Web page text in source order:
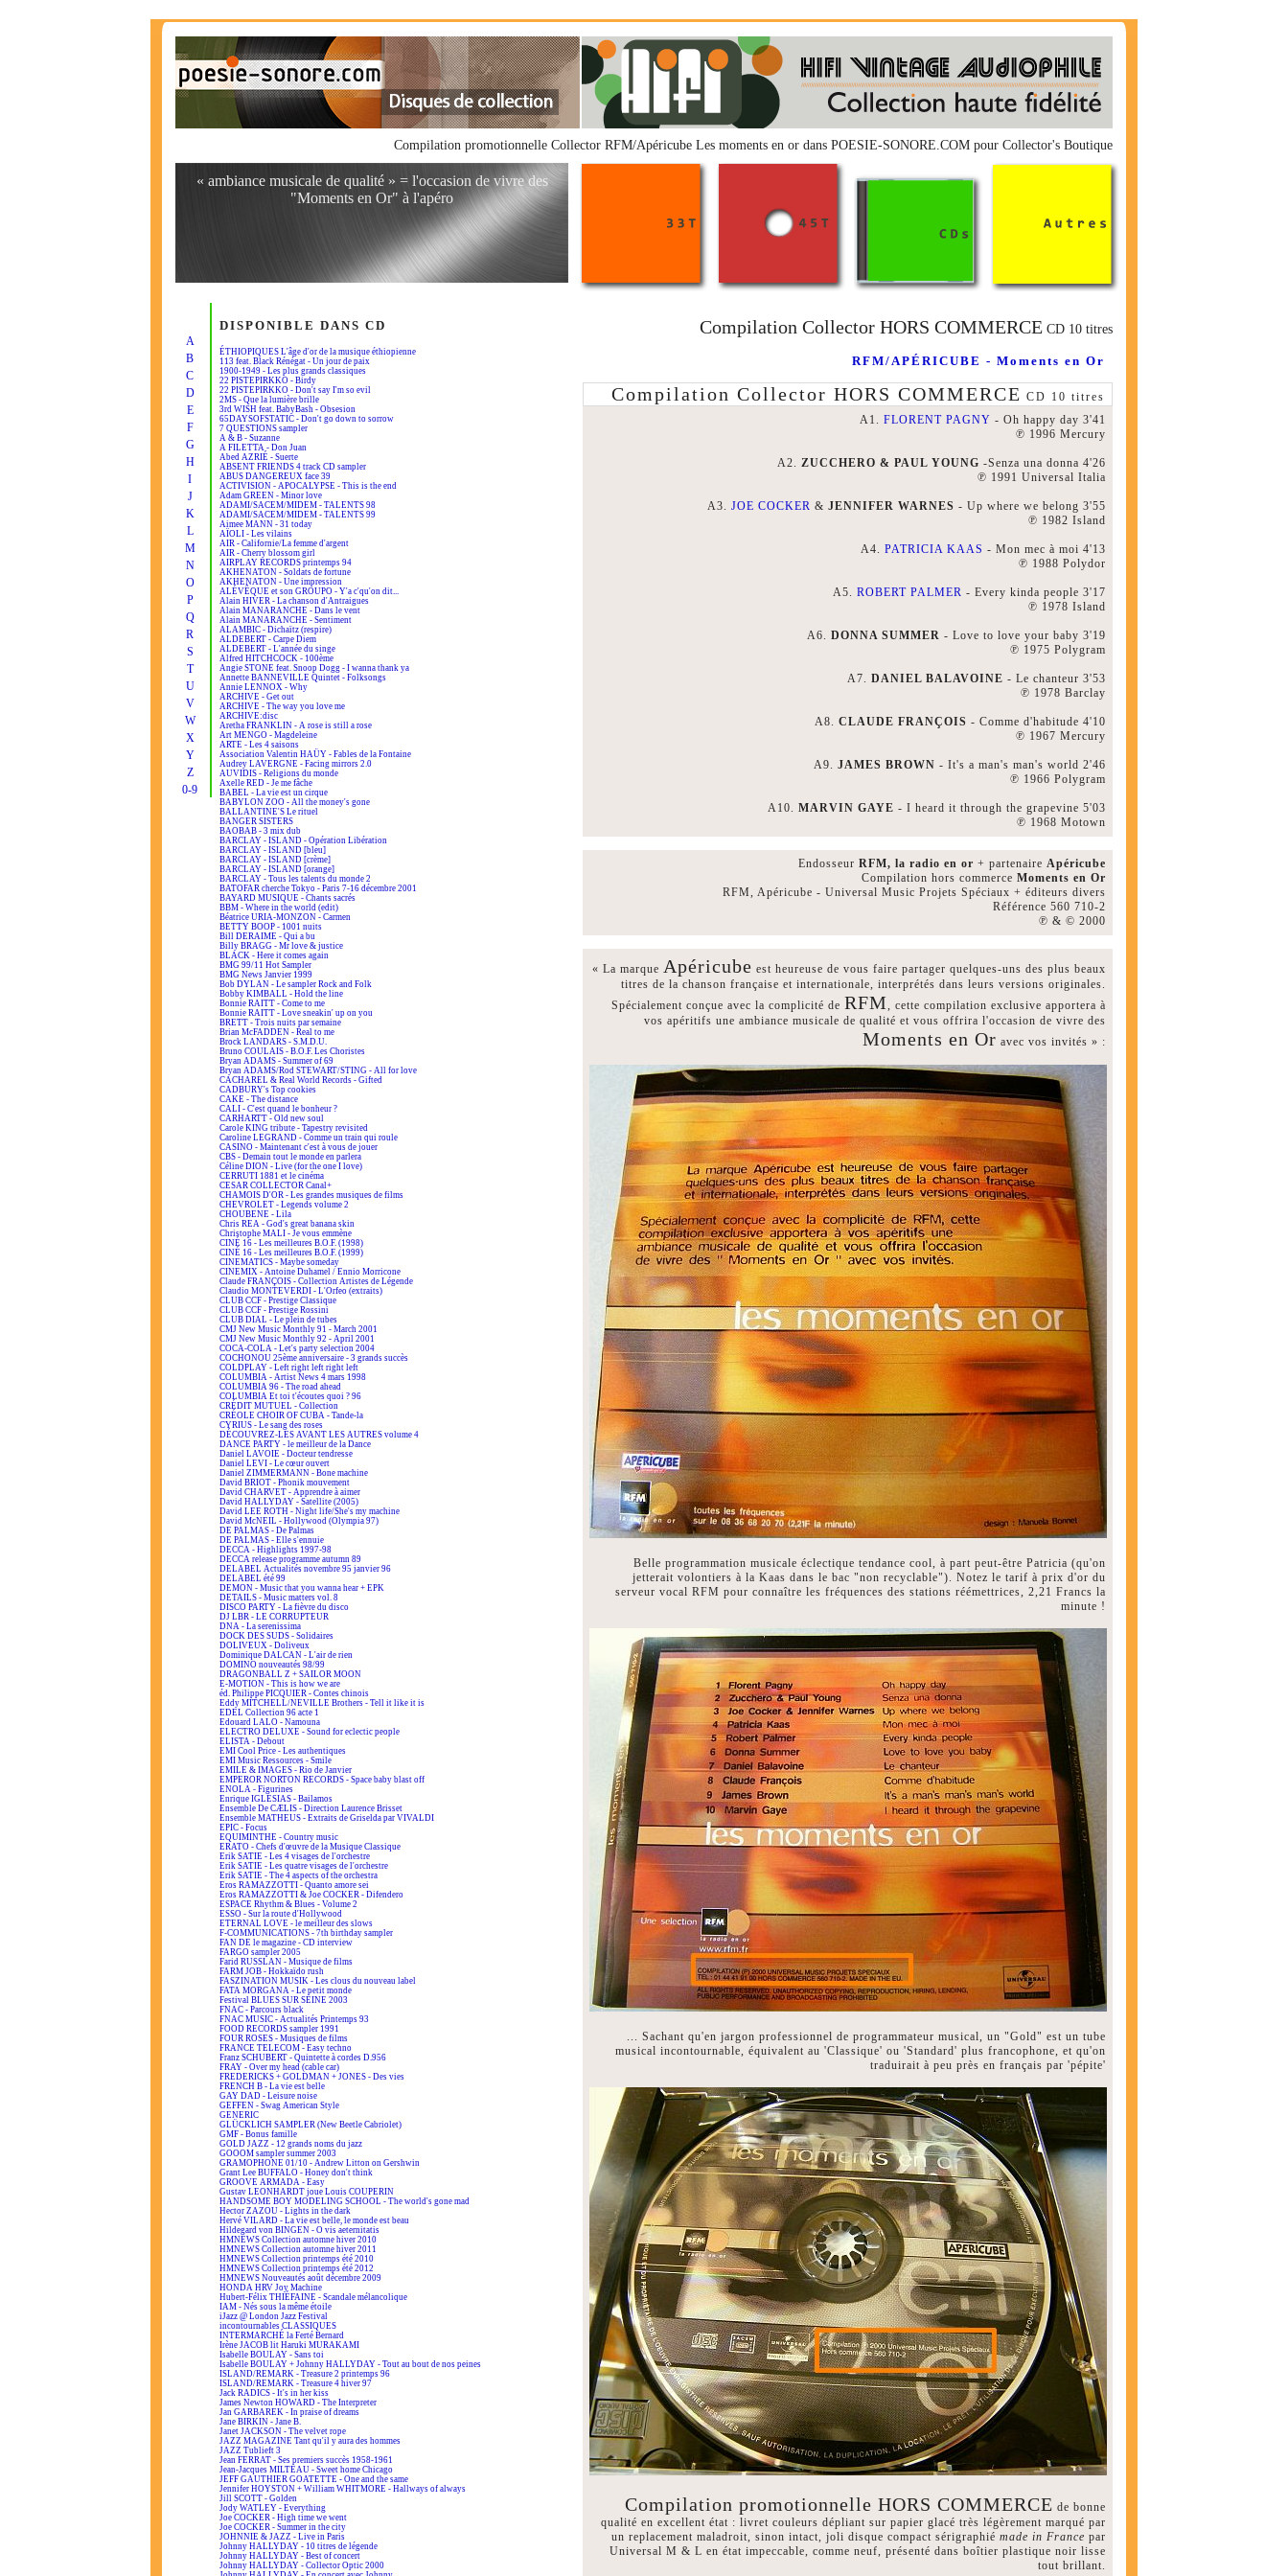
Compilation promotionnelle Collector RFM/Apéricube Les moments en or dans POESIE-SONORE.COM pour Collector's Boutique
« ambiance musicale de qualité » = l'occasion de vivre des
"Moments en Or" à l'apéro
A
B
C
D
E
F
G
H
I
J
K
L
M
N
O
P
Q
R
S
T
U
V
W
X
Y
Z
0-9
DISPONIBLE DANS CD
ÉTHIOPIQUES L'âge d'or de la musique éthiopienne
113 feat. Black Rénégat - Un jour de paix
1900-1949 - Les plus grands classiques
22 PISTEPIRKKO - Birdy
22 PISTEPIRKKO - Don't say I'm so evil
2MS - Que la lumière brille
3rd WISH feat. BabyBash - Obsesion
65DAYSOFSTATIC - Don't go down to sorrow
7 QUESTIONS sampler
A & B - Suzanne
A FILETTA - Don Juan
Abed AZRIÉ - Suerte
ABSENT FRIENDS 4 track CD sampler
ABUS DANGEREUX face 39
ACTIVISION - APOCALYPSE - This is the end
Adam GREEN - Minor love
ADAMI/SACEM/MIDEM - TALENTS 98
ADAMI/SACEM/MIDEM - TALENTS 99
Aimee MANN - 31 today
AÏOLI - Les vilains
AIR - Californie/La femme d'argent
AIR - Cherry blossom girl
AIRPLAY RECORDS printemps 94
AKHENATON - Soldats de fortune
AKHENATON - Une impression
ALÉVÊQUE et son GROUPO - Y'a c'qu'on dit...
Alain HIVER - La chanson d'Antraigues
Alain MANARANCHE - Dans le vent
Alain MANARANCHE - Sentiment
ALAMBIC - Dichaïtz (respire)
ALDEBERT - Carpe Diem
ALDEBERT - L'année du singe
Alfred HITCHCOCK - 100ème
Angie STONE feat. Snoop Dogg - I wanna thank ya
Annette BANNEVILLE Quintet - Folksongs
Annie LENNOX - Why
ARCHIVE - Get out
ARCHIVE - The way you love me
ARCHIVE:disc
Aretha FRANKLIN - A rose is still a rose
Art MENGO - Magdeleine
ARTE - Les 4 saisons
Association Valentin HAÜY - Fables de la Fontaine
Audrey LAVERGNE - Facing mirrors 2.0
AUVIDIS - Religions du monde
Axelle RED - Je me fâche
BABEL - La vie est un cirque
BABYLON ZOO - All the money's gone
BALLANTINE'S Le rituel
BANGER SISTERS
BAOBAB - 3 mix dub
BARCLAY - ISLAND - Opération Libération
BARCLAY - ISLAND [bleu]
BARCLAY - ISLAND [crème]
BARCLAY - ISLAND [orange]
BARCLAY - Tous les talents du monde 2
BATOFAR cherche Tokyo - Paris 7-16 décembre 2001
BAYARD MUSIQUE - Chants sacrés
BBM - Where in the world (edit)
Béatrice URIA-MONZON - Carmen
BETTY BOOP - 1001 nuits
Bill DERAIME - Qui a bu
Billy BRAGG - Mr love & justice
BLACK - Here it comes again
BMG 99/11 Hot Sampler
BMG News Janvier 1999
Bob DYLAN - Le sampler Rock and Folk
Bobby KIMBALL - Hold the line
Bonnie RAITT - Come to me
Bonnie RAITT - Love sneakin' up on you
BRETT - Trois nuits par semaine
Brian McFADDEN - Real to me
Brock LANDARS - S.M.D.U.
Bruno COULAIS - B.O.F. Les Choristes
Bryan ADAMS - Summer of 69
Bryan ADAMS/Rod STEWART/STING - All for love
CACHAREL & Real World Records - Gifted
CADBURY's Top cookies
CAKE - The distance
CALI - C'est quand le bonheur ?
CARHARTT - Old new soul
Carole KING tribute - Tapestry revisited
Caroline LEGRAND - Comme un train qui roule
CASINO - Maintenant c'est à vous de jouer
CBS - Demain tout le monde en parlera
Céline DION - Live (for the one I love)
CERRUTI 1881 et le cinéma
CESAR COLLECTOR Canal+
CHAMOIS D'OR - Les grandes musiques de films
CHEVROLET - Legends volume 2
CHOUBENE - Lila
Chris REA - God's great banana skin
Christophe MALI - Je vous emmène
CINÉ 16 - Les meilleures B.O.F. (1998)
CINÉ 16 - Les meilleures B.O.F. (1999)
CINEMATICS - Maybe someday
CINEMIX - Antoine Duhamel / Ennio Morricone
Claude FRANÇOIS - Collection Artistes de Légende
Claudio MONTEVERDI - L'Orfeo (extraits)
CLUB CCF - Prestige Classique
CLUB CCF - Prestige Rossini
CLUB DIAL - Le plein de tubes
CMJ New Music Monthly 91 - March 2001
CMJ New Music Monthly 92 - April 2001
COCA-COLA - Let's party selection 2004
COCHONOU 25ème anniversaire - 3 grands succès
COLDPLAY - Left right left right left
COLUMBIA - Artist News 4 mars 1998
COLUMBIA 96 - The road ahead
COLUMBIA Et toi t'écoutes quoi ? 96
CRÉDIT MUTUEL - Collection
CRÉOLE CHOIR OF CUBA - Tande-la
CYRIUS - Le sang des roses
DÉCOUVREZ-LES AVANT LES AUTRES volume 4
DANCE PARTY - le meilleur de la Dance
Daniel LAVOIE - Docteur tendresse
Daniel LEVI - Le cœur ouvert
Daniel ZIMMERMANN - Bone machine
David BRIOT - Phonik mouvement
David CHARVET - Apprendre à aimer
David HALLYDAY - Satellite (2005)
David LEE ROTH - Night life/She's my machine
David McNEIL - Hollywood (Olympia 97)
DE PALMAS - De Palmas
DE PALMAS - Elle s'ennuie
DECCA - Highlights 1997-98
DECCA release programme autumn 89
DELABEL Actualités novembre 95 janvier 96
DELABEL été 99
DEMON - Music that you wanna hear + EPK
DETAILS - Music matters vol. 8
DISCO PARTY - La fièvre du disco
DJ LBR - LE CORRUPTEUR
DNA - La serenissima
DOCK DES SUDS - Solidaires
DOLIVEUX - Doliveux
Dominique DALCAN - L'air de rien
DOMINO nouveautés 98/99
DRAGONBALL Z + SAILOR MOON
E-MOTION - This is how we are
éd. Philippe PICQUIER - Contes chinois
Eddy MITCHELL/NEVILLE Brothers - Tell it like it is
EDEL Collection 96 acte 1
Edouard LALO - Namouna
ELECTRO DELUXE - Sound for eclectic people
ELISTA - Debout
EMI Cool Price - Les authentiques
EMI Music Ressources - Smile
EMILE & IMAGES - Rio de Janvier
EMPEROR NORTON RECORDS - Space baby blast off
ENOLA - Figurines
Enrique IGLESIAS - Bailamos
Ensemble De CÆLIS - Direction Laurence Brisset
Ensemble MATHEUS - Extraits de Griselda par VIVALDI
EPIC - Focus
EQUIMINTHE - Country music
ERATO - Chefs d'œuvre de la Musique Classique
Erik SATIE - Les 4 visages de l'orchestre
Erik SATIE - Les quatre visages de l'orchestre
Erik SATIE - The 4 aspects of the orchestra
Eros RAMAZZOTTI - Quanto amore sei
Eros RAMAZZOTTI & Joe COCKER - Difendero
ESPACE Rhythm & Blues - Volume 2
ESSO - Sur la route d'Hollywood
ETERNAL LOVE - le meilleur des slows
F-COMMUNICATIONS - 7th birthday sampler
FAN DE le magazine - CD interview
FARGO sampler 2005
Farid RUSSLAN - Musique de films
FARM JOB - Hokkaïdo rush
FASZINATION MUSIK - Les clous du nouveau label
FATA MORGANA - Le petit monde
Festival BLUES SUR SEINE 2003
FNAC - Parcours black
FNAC MUSIC - Actualités Printemps 93
FOOD RECORDS sampler 1991
FOUR ROSES - Musiques de films
FRANCE TELECOM - Easy techno
Franz SCHUBERT - Quintette à cordes D.956
FRAY - Over my head (cable car)
FREDERICKS + GOLDMAN + JONES - Des vies
FRENCH B - La vie est belle
GAY DAD - Leisure noise
GEFFEN - Swag American Style
GENERIC
GLÜCKLICH SAMPLER (New Beetle Cabriolet)
GMF - Bonus famille
GOLD JAZZ - 12 grands noms du jazz
GOOOM sampler summer 2003
GRAMOPHONE 01/10 - Andrew Litton on Gershwin
Grant Lee BUFFALO - Honey don't think
GROOVE ARMADA - Easy
Gustav LEONHARDT joue Louis COUPERIN
HANDSOME BOY MODELING SCHOOL - The world's gone mad
Hector ZAZOU - Lights in the dark
Hervé VILARD - La vie est belle, le monde est beau
Hildegard von BINGEN - O vis aeternitatis
HMNEWS Collection automne hiver 2010
HMNEWS Collection automne hiver 2011
HMNEWS Collection printemps été 2010
HMNEWS Collection printemps été 2012
HMNEWS Nouveautés août décembre 2009
HONDA HRV Joy Machine
Hubert-Félix THIÉFAINE - Scandale mélancolique
IAM - Nés sous la même étoile
iJazz @ London Jazz Festival
incontournables CLASSIQUES
INTERMARCHÉ la Ferté Bernard
Irène JACOB lit Haruki MURAKAMI
Isabelle BOULAY - Sans toi
Isabelle BOULAY + Johnny HALLYDAY - Tout au bout de nos peines
ISLAND/REMARK - Treasure 2 printemps 96
ISLAND/REMARK - Treasure 4 hiver 97
Jack RADICS - It's in her kiss
James Newton HOWARD - The Interpreter
Jan GARBAREK - In praise of dreams
Jane BIRKIN - Jane B.
Janet JACKSON - The velvet rope
JAZZ MAGAZINE Tant qu'il y aura des hommes
JAZZ Tublieft 3
Jean FERRAT - Ses premiers succès 1958-1961
Jean-Jacques MILTEAU - Sweet home Chicago
JEFF GAUTHIER GOATETTE - One and the same
Jennifer HOYSTON + William WHITMORE - Hallways of always
Jill SCOTT - Golden
Jody WATLEY - Everything
Joe COCKER - High time we went
Joe COCKER - Summer in the city
JOHNNIE & JAZZ - Live in Paris
Johnny HALLYDAY - 10 titres de légende
Johnny HALLYDAY - Best of concert
Johnny HALLYDAY - Collector Optic 2000
Compilation Collector HORS COMMERCE CD 10 titres
RFM/APÉRICUBE - Moments en Or
Compilation Collector HORS COMMERCE CD 10 titres
A1. FLORENT PAGNY - Oh happy day 3'41
℗ 1996 Mercury
A2. ZUCCHERO & PAUL YOUNG -Senza una donna 4'26
℗ 1991 Universal Italia
A3. JOE COCKER & JENNIFER WARNES - Up where we belong 3'55
℗ 1982 Island
A4. PATRICIA KAAS - Mon mec à moi 4'13
℗ 1988 Polydor
A5. ROBERT PALMER - Every kinda people 3'17
℗ 1978 Island
A6. DONNA SUMMER - Love to love your baby 3'19
℗ 1975 Polygram
A7. DANIEL BALAVOINE - Le chanteur 3'53
℗ 1978 Barclay
A8. CLAUDE FRANÇOIS - Comme d'habitude 4'10
℗ 1967 Mercury
A9. JAMES BROWN - It's a man's man's world 2'46
℗ 1966 Polygram
A10. MARVIN GAYE - I heard it through the grapevine 5'03
℗ 1968 Motown
Endosseur RFM, la radio en or + partenaire Apéricube
Compilation hors commerce Moments en Or
RFM, Apéricube - Universal Music Projets Spéciaux + éditeurs divers
Référence 560 710-2
℗ & © 2000
« La marque Apéricube est heureuse de vous faire partager quelques-uns des plus beaux
titres de la chanson française et internationale, interprétés dans leurs versions originales.
Spécialement conçue avec la complicité de RFM, cette compilation exclusive apportera à
vos apéritifs une ambiance musicale de qualité et vous offrira l'occasion de vivre des
Moments en Or avec vos invités » :
Belle programmation musicale éclectique tendance cool, à part peut-être Patricia (qu'on
jetterait volontiers à la Kaas dans le bac "non recyclable"). Notez le tarif à prix d'or du
serveur vocal RFM pour connaître les fréquences des stations réémettrices, 2,21 Francs la
minute !
... Sachant qu'en jargon professionnel de programmateur musical, un "Gold" est un tube
musical incontournable, équivalent au 'Classique' ou 'Standard' plus francophone, et qu'on
traduirait à peu près en français par 'pépite'
Compilation promotionnelle HORS COMMERCE de bonne
qualité en excellent état : livret couleurs dépliant sur papier glacé très légèrement marqué par
un replacement maladroit, sinon intact, joli disque compact sérigraphié made in France par
Universal M & L en état impeccable, comme neuf, présenté dans boîtier plastique noir lisse
tout brillant.